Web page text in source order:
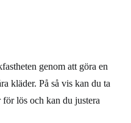
genom att göra en
kläder. På så vis kan du ta
lös och kan du justera